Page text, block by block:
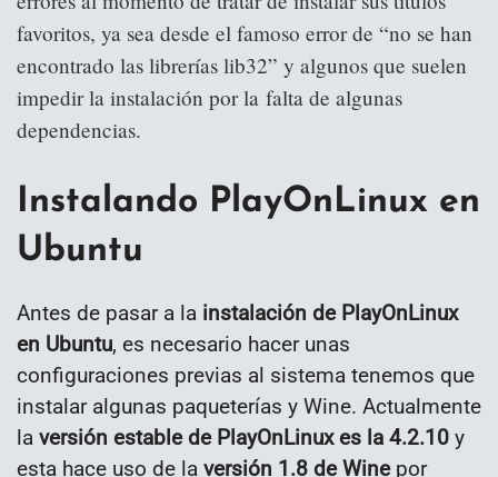
favoritos, ya sea desde el famoso error de “no se han
encontrado las librerías lib32” y algunos que suelen
impedir la instalación por la falta de algunas
dependencias.
Instalando PlayOnLinux en
Ubuntu
Antes de pasar a la instalación de PlayOnLinux
en Ubuntu, es necesario hacer unas
configuraciones previas al sistema tenemos que
instalar algunas paqueterías y Wine. Actualmente
la versión estable de PlayOnLinux es la 4.2.10 y
esta hace uso de la versión 1.8 de Winepor